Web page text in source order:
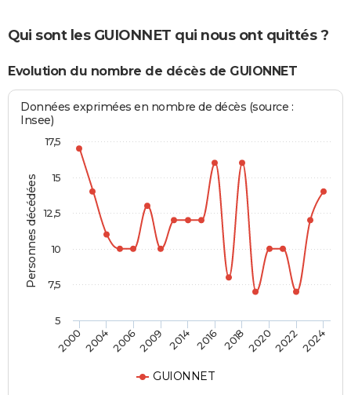
Qui sont les GUIONNET qui nous ont quittés ?
Evolution du nombre de décès de GUIONNET
Personnes décédées
Données exprimées en nombre de décès (source :
Insee)
GUIONNET
2000200420062009 2014 2016 2018202020222024
5
7,5
10
12,5
15
17,5